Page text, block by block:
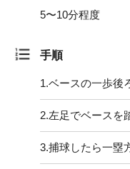
5〜10分程度
手順
1.ベースの一歩後
2.左足でベースを
3.捕球したら一塁